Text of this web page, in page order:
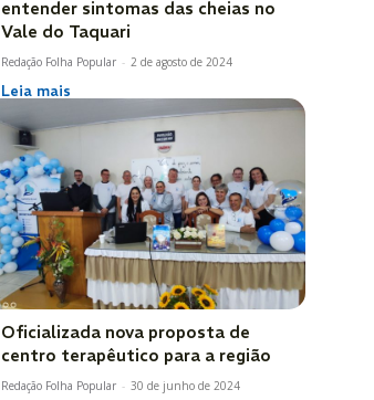
entender sintomas das cheias no
Vale do Taquari
Redação Folha Popular - 2 de agosto de 2024
Leia mais
Oficializada nova proposta de
centro terapêutico para a região
Redação Folha Popular - 30 de junho de 2024